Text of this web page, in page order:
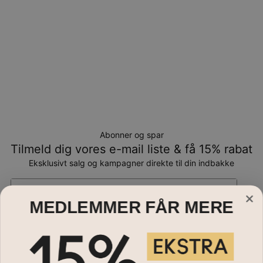
Abonner og spar
Tilmeld dig vores e-mail liste & få 15% rabat
Eksklusivt salg og kampagner direkte til din indbakke
Smykker
MEDLEMMER FÅR MERE